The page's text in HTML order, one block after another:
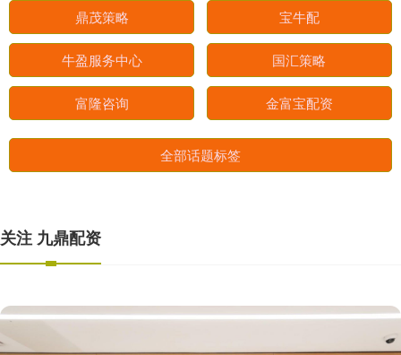
鼎茂策略 宝牛配
牛盈服务中心 国汇策略
富隆咨询 金富宝配资
全部话题标签
关注 九鼎配资